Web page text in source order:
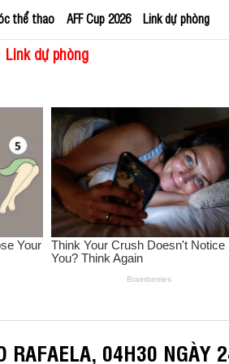
thể thao AFF Cup 2026 Link dự phòng
Link dự phòng
RAFAELA, 04H30 NGÀY